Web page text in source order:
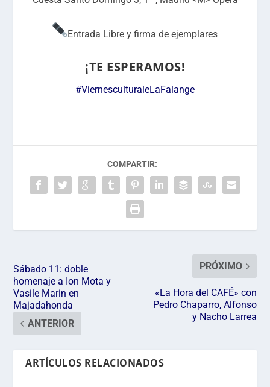
Entrada Libre y firma de ejemplares
¡TE ESPERAMOS!
#ViernesculturaleLaFalange
COMPARTIR:
Sábado 11: doble
homenaje a Ion Mota y
Vasile Marin en
Majadahonda
ANTERIOR
PRÓXIMO
«La Hora del CAFÉ» con
Pedro Chaparro, Alfonso
y Nacho Larrea
ARTÍCULOS RELACIONADOS